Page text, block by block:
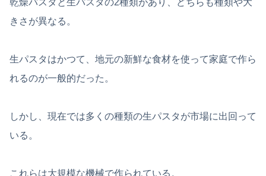
乾燥パスタと生パスタの2種類があり、どちらも種類や大
きさが異なる。
生パスタはかつて、地元の新鮮な食材を使って家庭で作ら
れるのが一般的だった。
しかし、現在では多くの種類の生パスタが市場に出回って
いる。
これらは大規模な機械で作られている。